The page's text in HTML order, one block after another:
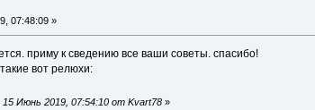
07:48:09 »
приму к сведению все ваши советы. спасибо!
вот релюхи:
Июнь 2019, 07:54:10 от Kvart78»